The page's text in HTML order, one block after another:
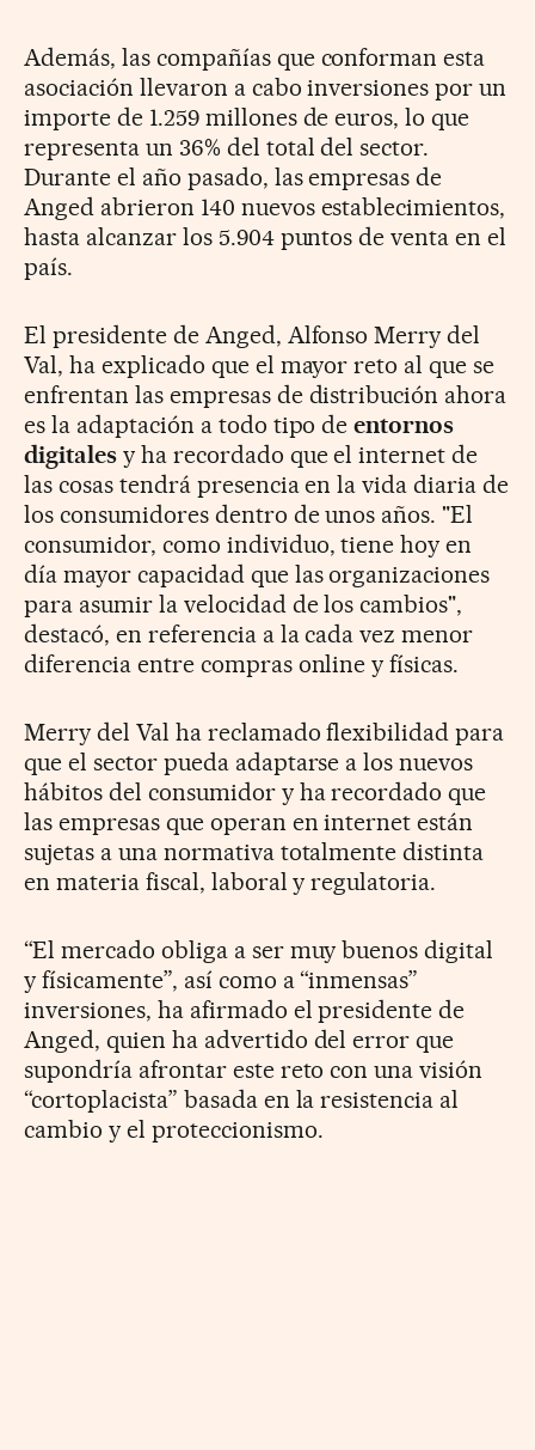
Además, las compañías que conforman esta
asociación llevaron a cabo inversiones por un
importe de 1.259 millones de euros, lo que
representa un 36% del total del sector.
Durante el año pasado, las empresas de
Anged abrieron 140 nuevos establecimientos,
hasta alcanzar los 5.904 puntos de venta en el
país.
El presidente de Anged, Alfonso Merry del
Val, ha explicado que el mayor reto al que se
enfrentan las empresas de distribución ahora
es la adaptación a todo tipo deentornos
digitalesy ha recordado que el internet de
las cosas tendrá presencia en la vida diaria de
los consumidores dentro de unos años. "El
consumidor, como individuo, tiene hoy en
día mayor capacidad que las organizaciones
para asumir la velocidad de los cambios",
destacó, en referencia a la cada vez menor
diferencia entre compras online y físicas.
Merry del Val ha reclamado flexibilidad para
que el sector pueda adaptarse a los nuevos
hábitos del consumidor y ha recordado que
las empresas que operan en internet están
sujetas a una normativa totalmente distinta
en materia fiscal, laboral y regulatoria.
“El mercado obliga a ser muy buenos digital
y físicamente”, así como a “inmensas”
inversiones, ha afirmado el presidente de
Anged, quien ha advertido del error que
supondría afrontar este reto con una visión
“cortoplacista” basada en la resistencia al
cambio y el proteccionismo.